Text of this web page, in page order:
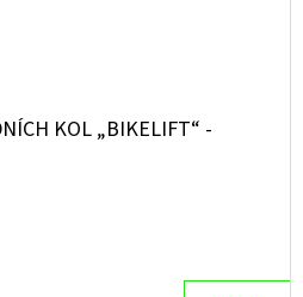
KOL „BIKELIFT“ -